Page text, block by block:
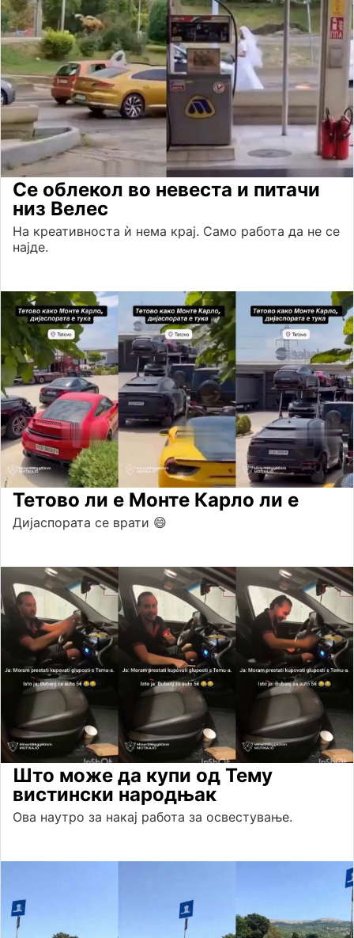
Се облекол во невеста и питачи
низ Велес
На креативноста ѝ нема крај. Само работа да не се
најде.
Тетово ли е Монте Карло ли е
Дијаспората се врати 😄
Што може да купи од Тему
вистински народњак
Ова наутро за накај работа за освестување.